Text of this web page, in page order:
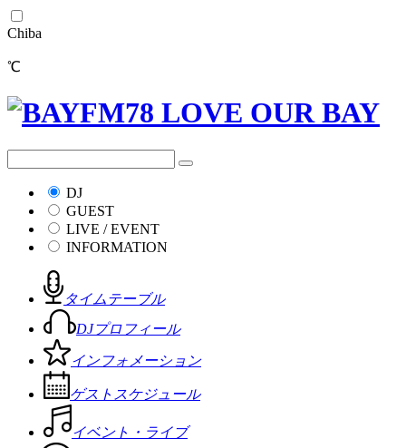
Chiba
℃
DJ
GUEST
LIVE / EVENT
INFORMATION
タイムテーブル
DJプロフィール
インフォメーション
ゲストスケジュール
イベント・ライブ